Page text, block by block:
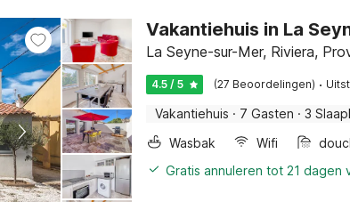
Vakantiehuis in La
La Seyne-sur-Mer, Riviera,
4.5 / 5 (27 Beoordelingen) ·
Vakantiehuis · 7 Gasten · 3
Wasbak
Wifi
Gratis annuleren tot 21 dagen